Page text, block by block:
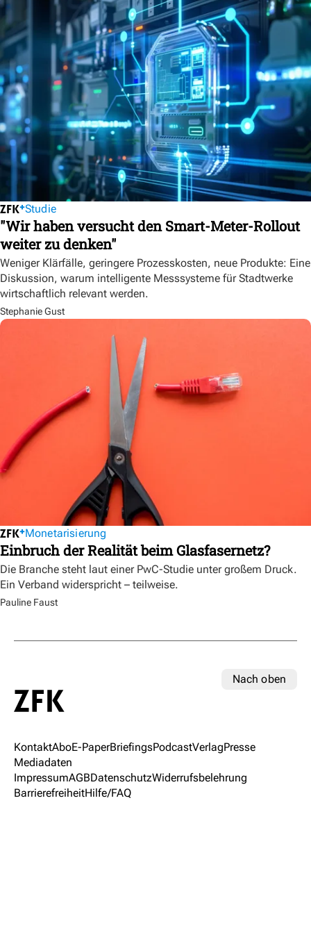
Studie
"Wir haben versucht den Smart-Meter-Rollout
weiter zu denken"
Weniger Klärfälle, geringere Prozesskosten, neue Produkte: Eine
Diskussion, warum intelligente Messsysteme für Stadtwerke
wirtschaftlich relevant werden.
Stephanie Gust
Monetarisierung
Einbruch der Realität beim Glasfasernetz?
Die Branche steht laut einer PwC-Studie unter großem Druck.
Ein Verband widerspricht – teilweise.
Pauline Faust
Nach oben
KontaktAboE-PaperBriefingsPodcastVerlagPresse
Mediadaten
ImpressumAGBDatenschutzWiderrufsbelehrung
BarrierefreiheitHilfe/FAQ